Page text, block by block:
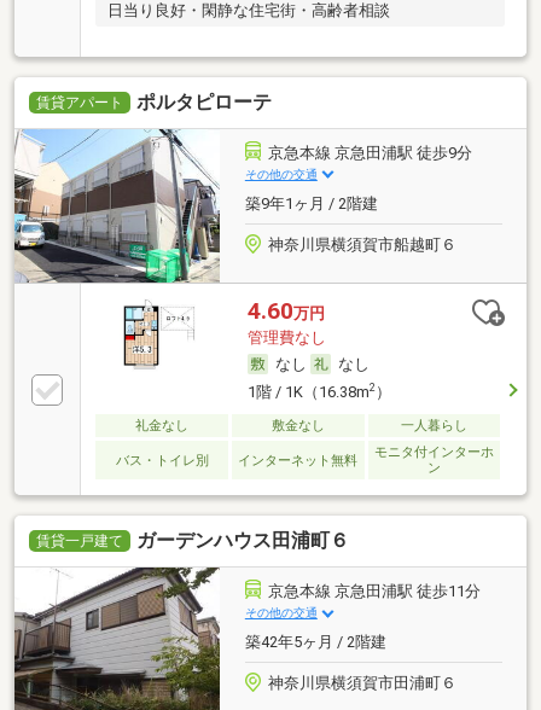
日当り良好・閑静な住宅街・高齢者相談
賃貸アパート ポルタピローテ
京急本線 京急田浦駅 徒歩9分
その他の交通
築9年1ヶ月 / 2階建
神奈川県横須賀市船越町６
4.60万円
管理費なし
なし
なし
1階 / 1K（16.38m2）
礼金なし 敷金なし 一人暮らし
バス・トイレ別 インターネット無料
モニタ付インターホ
ン
賃貸一戸建て ガーデンハウス田浦町６
京急本線 京急田浦駅 徒歩11分
その他の交通
築42年5ヶ月 / 2階建
神奈川県横須賀市田浦町６